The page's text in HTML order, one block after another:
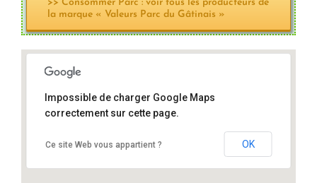
>> Consommer Parc : voir tous les producteurs de
la marque « Valeurs Parc du Gâtinais »
RD 148, 91580 Villeneuve-sur-Auvers
Impossible de charger Google Maps
correctement sur cette page.
Ce site Web vous appartient ? OK